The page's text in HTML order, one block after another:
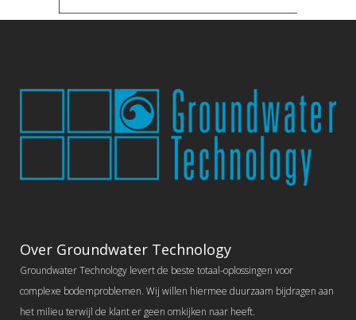
Over Groundwater Technology
Groundwater Technology levert de beste totaal-oplossingen voor
complexe bodemproblemen. Wij willen hiermee duurzaam bijdragen aan
het milieu terwijl de klant er geen omkijken naar heeft.